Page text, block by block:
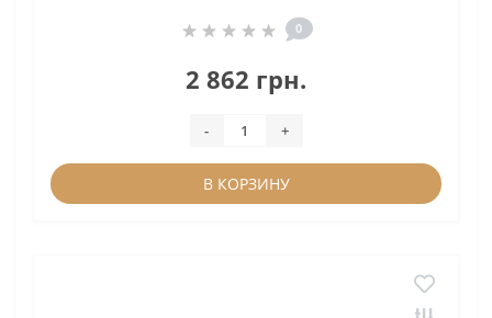
0
2 862 грн.
- +
В КОРЗИНУ